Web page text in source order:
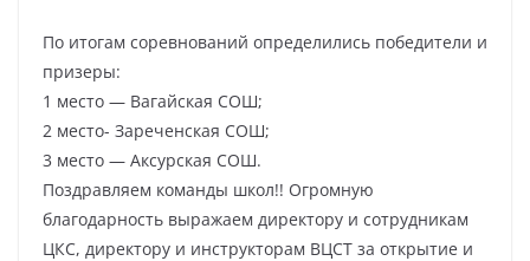
По итогам соревнований определились победители и
призеры:
1 место — Вагайская СОШ;
2 место- Зареченская СОШ;
3 место — Аксурская СОШ.
Поздравляем команды школ!! Огромную
благодарность выражаем директору и сотрудникам
ЦКС, директору и инструкторам ВЦСТ за открытие и